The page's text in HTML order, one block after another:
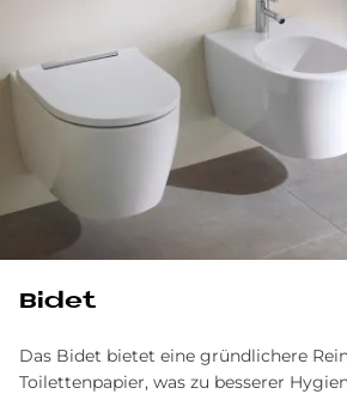
Bidet
Das Bidet bietet eine gründlichere
Toilettenpapier, was zu besserer